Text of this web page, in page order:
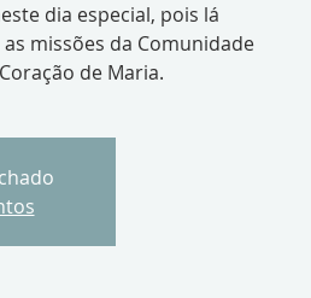
dia especial, pois lá
missões da Comunidade
de Maria.